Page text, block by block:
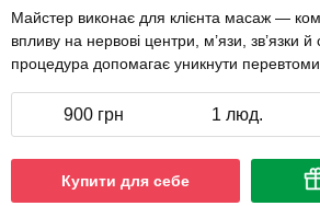
Майстер виконає для клієнта масаж —
впливу на нервові центри, м’язи, зв’язки
процедура допомагає уникнути
900 грн 1 люд.
Купити для себе